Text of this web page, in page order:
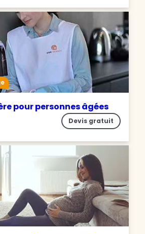
pour personnes âgées
Devis gratuit